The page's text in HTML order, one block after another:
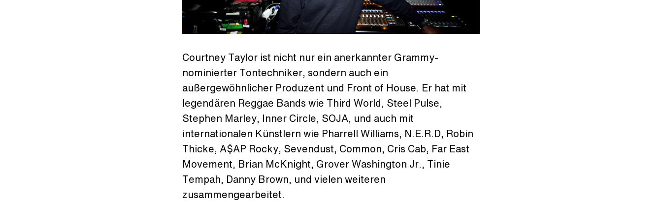
Courtney Taylor ist nicht nur ein anerkannter Grammy-
nominierter Tontechniker, sondern auch ein
außergewöhnlicher Produzent und Front of House. Er hat mit
legendären Reggae Bands wie Third World, Steel Pulse,
Stephen Marley, Inner Circle, SOJA, und auch mit
internationalen Künstlern wie Pharrell Williams, N.E.R.D, Robin
Thicke, A$AP Rocky, Sevendust, Common, Cris Cab, Far East
Movement, Brian McKnight, Grover Washington Jr., Tinie
Tempah, Danny Brown, und vielen weiteren
zusammengearbeitet.